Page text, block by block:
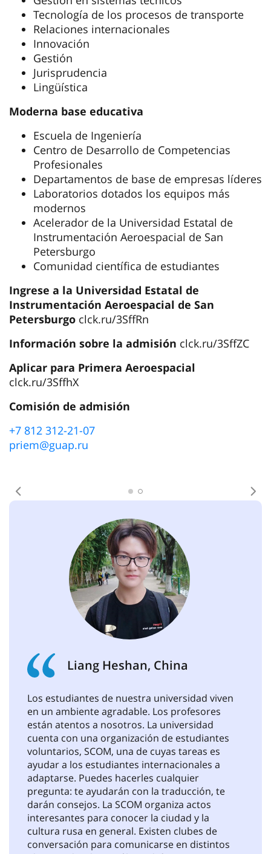
Tecnología de los procesos de transporte
Relaciones internacionales
Innovación
Gestión
Jurisprudencia
Lingüística
Moderna base educativa
Escuela de Ingeniería
Centro de Desarrollo de Competencias
Profesionales
Departamentos de base de empresas líderes
Laboratorios dotados los equipos más
modernos
Acelerador de la Universidad Estatal de
Instrumentación Aeroespacial de San
Petersburgo
Comunidad científica de estudiantes
Ingrese a la Universidad Estatal de
Instrumentación Aeroespacial de San
Petersburgo clck.ru/3SffRn
Información sobre la admisión clck.ru/3SffZC
Aplicar para Primera Aeroespacial
clck.ru/3SffhX
Comisión de admisión
+7 812 312-21-07
priem@guap.ru
Liang Heshan, China
Los estudiantes de nuestra universidad viven
en un ambiente agradable. Los profesores